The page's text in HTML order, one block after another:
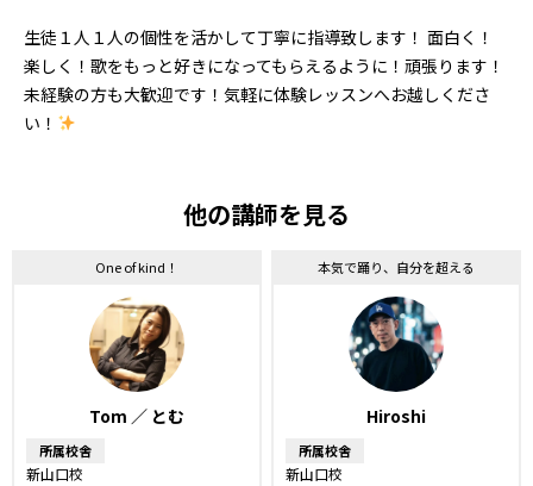
生徒１人１人の個性を活かして丁寧に指導致します！ 面白く！
楽しく！歌をもっと好きになってもらえるように！頑張ります！
未経験の方も大歓迎です！気軽に体験レッスンへお越しくださ
い！
他の講師を見る
One of kind！
Tom ／ とむ
所属校舎
新山口校
本気で踊り、自分を超える
Hiroshi
所属校舎
新山口校